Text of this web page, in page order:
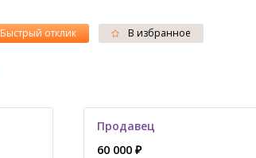
Быстрый отклик В избранное
Продавец
60 000 ₽